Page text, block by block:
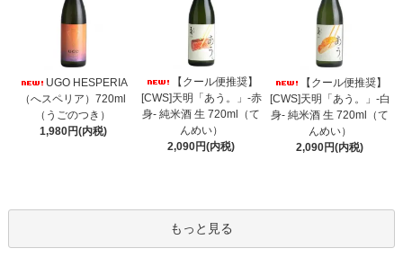
UGO HESPERIA
（へスペリア）720ml
（うごのつき）
1,980円(内税)
【クール便推奨】
[CWS]天明「あう。」-赤
身- 純米酒 生 720ml（て
んめい）
2,090円(内税)
【クール便推奨】
[CWS]天明「あう。」-白
身- 純米酒 生 720ml（て
んめい）
2,090円(内税)
もっと見る